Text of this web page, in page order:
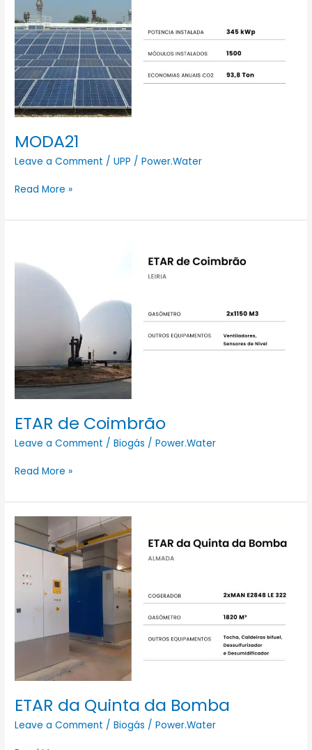
MODA21
Leave a Comment /UPP /Power.Water
Read More »
ETAR de Coimbrão
Leave a Comment /Biogás /Power.Water
Coimbrão
Read More »
ETAR da Quinta da Bomba
Leave a Comment /Biogás /Power.Water
ETAR
da
Quinta
Bomba